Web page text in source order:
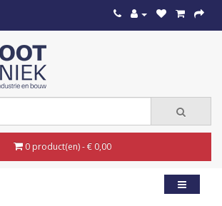
0 product(en) - € 0,00